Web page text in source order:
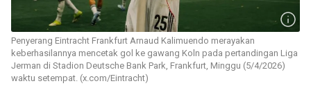
Penyerang Eintracht Frankfurt Arnaud Kalimuendo merayakan
keberhasilannya mencetak gol ke gawang Koln pada pertandingan Liga
Jerman di Stadion Deutsche Bank Park, Frankfurt, Minggu (5/4/2026)
waktu setempat. (x.com/Eintracht)